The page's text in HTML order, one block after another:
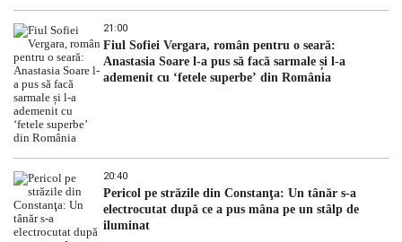
21:00
Fiul Sofiei Vergara, român pentru o seară:
Anastasia Soare l-a pus să facă sarmale și l-a
ademenit cu ‘fetele superbe’ din România
20:40
Pericol pe străzile din Constanţa: Un tânăr s-a
electrocutat după ce a pus mâna pe un stâlp de
iluminat